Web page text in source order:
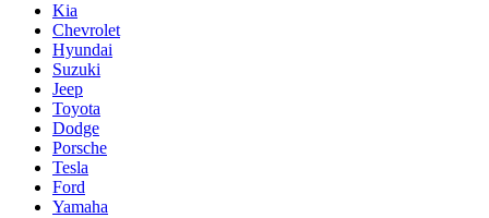
Kia
Chevrolet
Hyundai
Suzuki
Jeep
Toyota
Dodge
Porsche
Tesla
Ford
Yamaha